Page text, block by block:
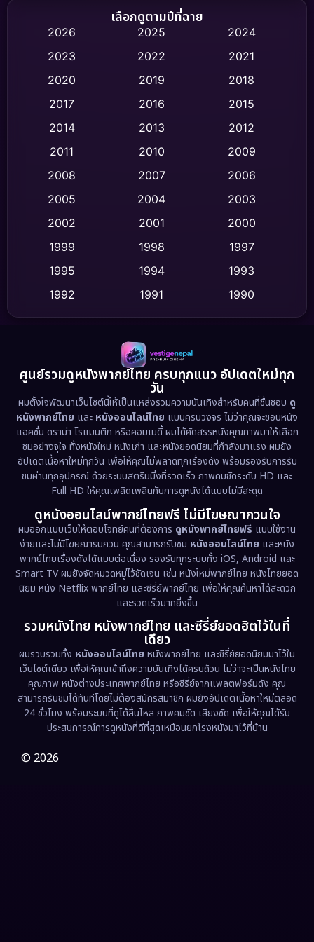
Biography ชีวิตจริง
Classic หนังคลาสสิก (47)
Comedy ตลก (454)
Crime อาชญากรรม (532)
Cult Film
Dance เต้น (10)
Detective สืบสวน (62)
Disaster (13)
Disney+ (5)
Documentary สารคดี (94)
Drama ดราม่า (1,513)
Dystopian (17)
Emotional (61)
Epic มหากาพย์ (227)
Erotic (36)
Family ครอบครัว (375)
Fantasy จินตนาการ (338)
Fiction (9)
Film (57)
Gothic
เลือกดูตามปีที่ฉาย
2026 2025
2024
2023
2022
2021
2020
2019
2018
2017
2016
2015
2014
2013
2012
2011
2010
2009
2008
2007
2006
2005
2004
2003
2002
2001
2000
1999
1998
1997
1995
1994
1993
1992
1991
1990
1989
1988
1986
1983
1978
1974
1962
ศูนย์รวมดูหนังพากย์ไทย ครบทุกแนว อัปเดตใหม่ทุก
วัน
ผมตั้งใจพัฒนาเว็บไซต์นี้ให้เป็นแหล่งรวมความบันเทิงสำหรับคนที่ชื่นชอบ ดู
หนังพากย์ไทย และ หนังออนไลน์ไทย แบบครบวงจร ไม่ว่าคุณจะชอบหนัง
แอคชั่น ดราม่า โรแมนติก หรือคอมเมดี้ ผมได้คัดสรรหนังคุณภาพมาให้เลือก
ชมอย่างจุใจ ทั้งหนังใหม่ หนังเก่า และหนังยอดนิยมที่กำลังมาแรง ผมยัง
อัปเดตเนื้อหาใหม่ทุกวัน เพื่อให้คุณไม่พลาดทุกเรื่องดัง พร้อมรองรับการรับ
ชมผ่านทุกอุปกรณ์ ด้วยระบบสตรีมมิ่งที่รวดเร็ว ภาพคมชัดระดับ HD และ
Full HD ให้คุณเพลิดเพลินกับการดูหนังได้แบบไม่มีสะดุด
ดูหนังออนไลน์พากย์ไทยฟรี ไม่มีโฆษณากวนใจ
ผมออกแบบเว็บให้ตอบโจทย์คนที่ต้องการ ดูหนังพากย์ไทยฟรี แบบใช้งาน
ง่ายและไม่มีโฆษณารบกวน คุณสามารถรับชม หนังออนไลน์ไทย และหนัง
พากย์ไทยเรื่องดังได้แบบต่อเนื่อง รองรับทุกระบบทั้ง iOS, Android และ
Smart TV ผมยังจัดหมวดหมู่ไว้ชัดเจน เช่น หนังใหม่พากย์ไทย หนังไทยยอด
นิยม หนัง Netflix พากย์ไทย และซีรี่ย์พากย์ไทย เพื่อให้คุณค้นหาได้สะดวก
และรวดเร็วมากยิ่งขึ้น
รวมหนังไทย หนังพากย์ไทย และซีรี่ย์ยอดฮิตไว้ในที่
เดียว
ผมรวบรวมทั้ง หนังออนไลน์ไทย หนังพากย์ไทย และซีรี่ย์ยอดนิยมมาไว้ใน
เว็บไซต์เดียว เพื่อให้คุณเข้าถึงความบันเทิงได้ครบถ้วน ไม่ว่าจะเป็นหนังไทย
คุณภาพ หนังต่างประเทศพากย์ไทย หรือซีรี่ย์จากแพลตฟอร์มดัง คุณ
สามารถรับชมได้ทันทีโดยไม่ต้องสมัครสมาชิก ผมยังอัปเดตเนื้อหาใหม่ตลอด
24 ชั่วโมง พร้อมระบบที่ดูได้ลื่นไหล ภาพคมชัด เสียงชัด เพื่อให้คุณได้รับ
ประสบการณ์การดูหนังที่ดีที่สุดเหมือนยกโรงหนังมาไว้ที่บ้าน
© 2026